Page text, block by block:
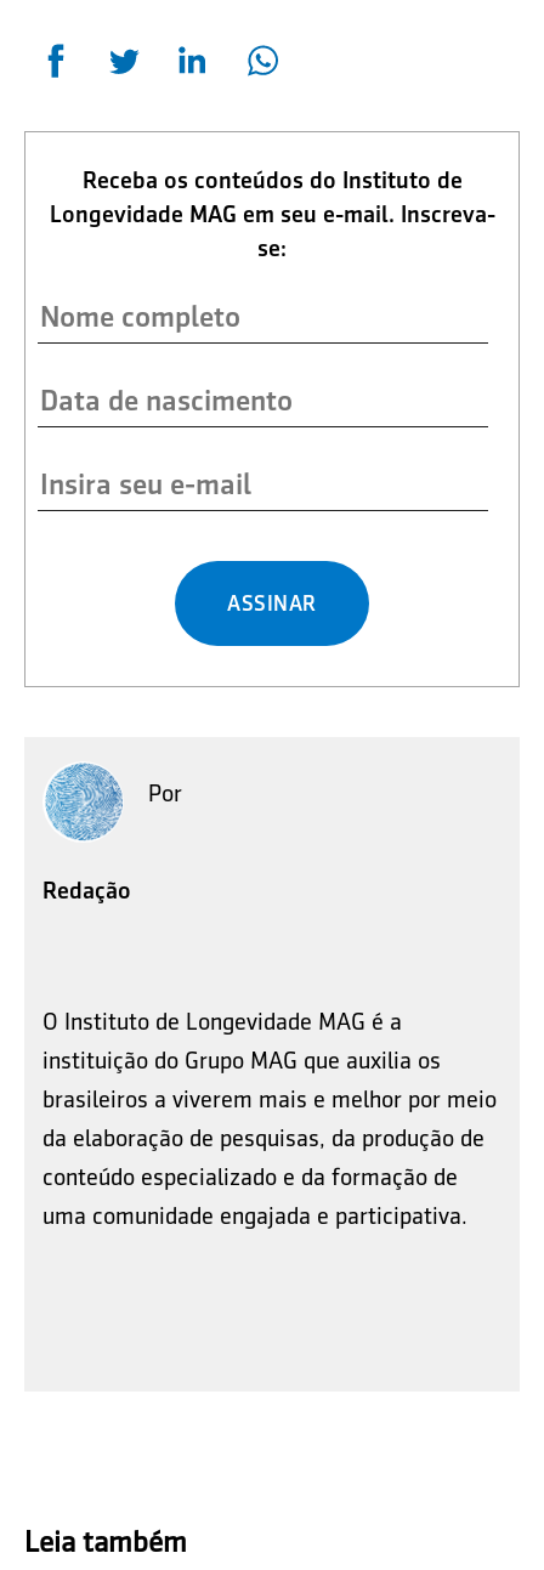
Receba os conteúdos do Instituto de
Longevidade MAG em seu e-mail. Inscreva-
se:
ASSINAR
Por
Redação
O Instituto de Longevidade MAG é a
instituição do Grupo MAG que auxilia os
brasileiros a viverem mais e melhor por meio
da elaboração de pesquisas, da produção de
conteúdo especializado e da formação de
uma comunidade engajada e participativa.
Leia também